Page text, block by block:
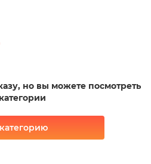
но вы можете посмотреть